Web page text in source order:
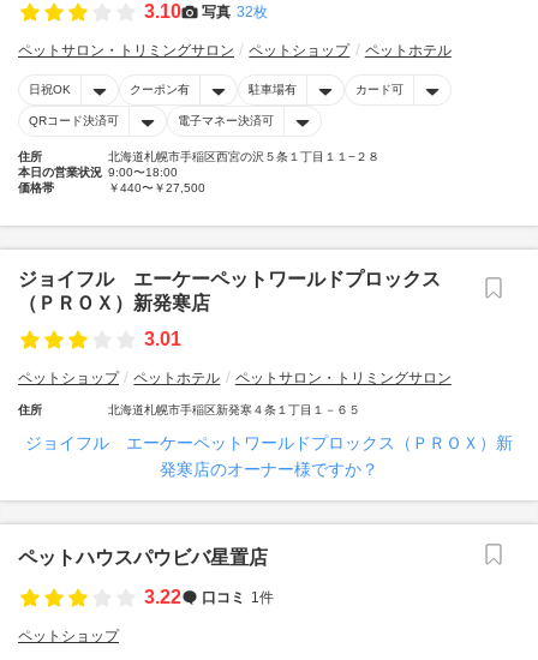
3.10 写真 32枚
ペットサロン・トリミングサロン ペットショップ ペットホテル
日祝OK クーポン有 駐車場有 カード可
QRコード決済可 電子マネー決済可
住所
北海道札幌市手稲区西宮の沢５条１丁目１１−２８
本日の営業状況 9:00〜18:00
価格帯
￥440〜￥27,500
ジョイフル エーケーペットワールドプロックス
（ＰＲＯＸ）新発寒店
3.01
ペットショップ ペットホテル ペットサロン・トリミングサロン
住所 北海道札幌市手稲区新発寒４条１丁目１－６５
ジョイフル エーケーペットワールドプロックス（ＰＲＯＸ）新
発寒店のオーナー様ですか？
ペットハウスパウビバ星置店
3.22
口コミ 1件
ペットショップ